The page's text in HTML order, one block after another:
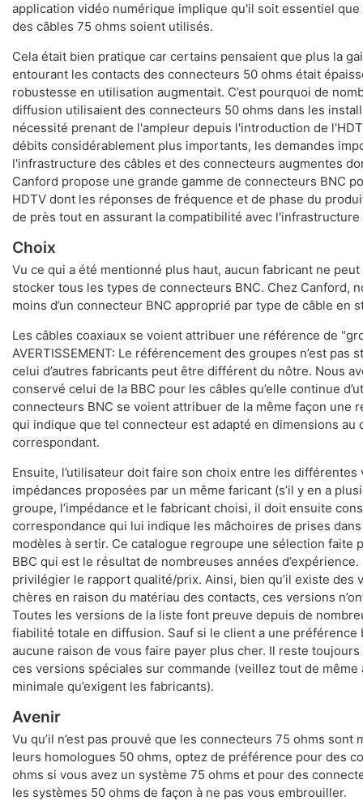
application vidéo numérique implique qu'il soit essentiel
des câbles 75 ohms soient utilisés.
Cela était bien pratique car certains pensaient que plus la
entourant les contacts des connecteurs 50 ohms était
robustesse en utilisation augmentait. C’est pourquoi de
diffusion utilisaient des connecteurs 50 ohms dans les
nécessité prenant de l'ampleur depuis l'introduction de
débits considérablement plus importants, les demandes
l'infrastructure des câbles et des connecteurs augmentes
Canford propose une grande gamme de connecteurs BNC
HDTV dont les réponses de fréquence et de phase du
de près tout en assurant la compatibilité avec
Choix
Vu ce qui a été mentionné plus haut, aucun fabricant ne
stocker tous les types de connecteurs BNC. Chez Canford,
moins d’un connecteur BNC approprié par type de câble en
Les câbles coaxiaux se voient attribuer une référence de
AVERTISSEMENT: Le référencement des groupes n’est pas
celui d’autres fabricants peut être différent du nôtre. Nous
conservé celui de la BBC pour les câbles qu’elle continue
connecteurs BNC se voient attribuer de la même façon une
qui indique que tel connecteur est adapté en dimensions au
correspondant.
Ensuite, l’utilisateur doit faire son choix entre les différentes
impédances proposées par un même faricant (s’il y en a
groupe, l’impédance et le fabricant choisi, il doit ensuite
correspondance qui lui indique les mâchoires de prises
modèles à sertir. Ce catalogue regroupe une sélection faite
BBC qui est le résultat de nombreuses années
privilégier le rapport qualité/prix. Ainsi, bien qu’il existe des
chères en raison du matériau des contacts, ces versions
Toutes les versions de la liste font preuve depuis de
fiabilité totale en diffusion. Sauf si le client a une préférence
aucune raison de vous faire payer plus cher. Il reste toujours
ces versions spéciales sur commande (veillez tout de même
minimale qu’exigent les fabricants).
Avenir
Vu qu’il n’est pas prouvé que les connecteurs 75 ohms sont
leurs homologues 50 ohms, optez de préférence pour des
ohms si vous avez un système 75 ohms et pour des
les systèmes 50 ohms de façon à ne pas vous embrouiller.